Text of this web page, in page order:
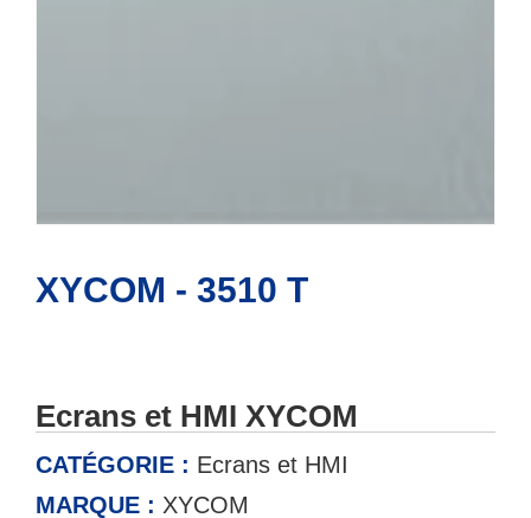
XYCOM - 3510 T
Ecrans et HMI XYCOM
CATÉGORIE : Ecrans et HMI
MARQUE : XYCOM